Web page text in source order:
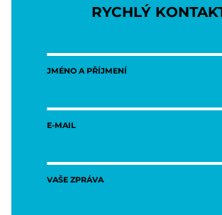
RYCHLÝ
JMÉNO A PŘÍJMENÍ
E-MAIL
VAŠE ZPRÁVA